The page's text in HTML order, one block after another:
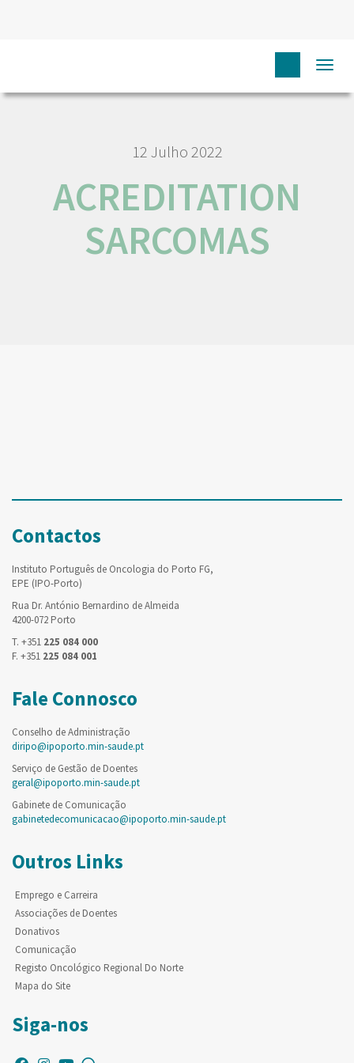
12 Julho 2022
ACREDITATION
SARCOMAS
Contactos
Instituto Português de Oncologia do Porto FG,
EPE (IPO-Porto)
Rua Dr. António Bernardino de Almeida
4200-072 Porto
T. +351 225 084 000
F. +351 225 084 001
Fale Connosco
Conselho de Administração
diripo@ipoporto.min-saude.pt
Serviço de Gestão de Doentes
geral@ipoporto.min-saude.pt
Gabinete de Comunicação
gabinetedecomunicacao@ipoporto.min-saude.pt
Outros Links
Emprego e Carreira
Associações de Doentes
Donativos
Comunicação
Registo Oncológico Regional Do Norte
Mapa do Site
Siga-nos